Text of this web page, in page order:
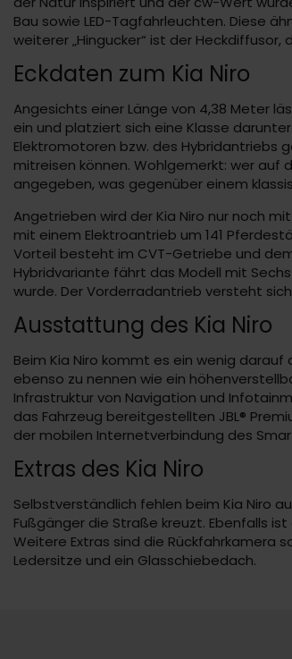
Bau sowie LED-Tagfahrleuchten. Diese
weiterer „Hingucker“ ist der
Eckdaten zum Kia Niro
Angesichts einer Länge von 4,38 Meter
ein und platziert sich eine Klasse
Elektromotoren bzw. des Hybridantriebs
mitreisen können. Wohlgemerkt: wer auf
angegeben, was gegenüber einem
Angetrieben wird der Kia Niro nur noch
mit einem Elektroantrieb um 141
Vorteil besteht im CVT-Getriebe und
Hybridvariante fährt das Modell mit
wurde. Der Vorderradantrieb versteht
Ausstattung des Kia Niro
Beim Kia Niro kommt es ein wenig
ebenso zu nennen wie ein
Infrastruktur von Navigation und
das Fahrzeug bereitgestellten JBL®
der mobilen Internetverbindung des
Extras des Kia Niro
Selbstverständlich fehlen beim Kia Niro
Fußgänger die Straße kreuzt. Ebenfalls
Weitere Extras sind die Rückfahrkamera
Ledersitze und ein Glasschiebedach.